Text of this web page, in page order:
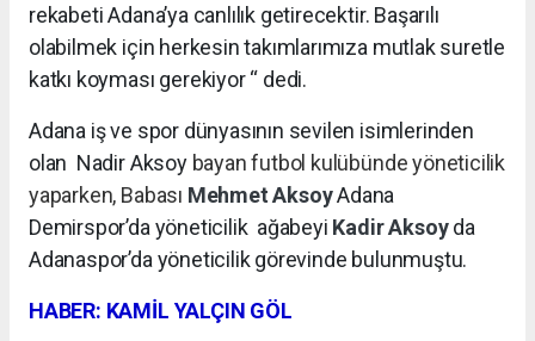
rekabeti Adana’ya canlılık getirecektir. Başarılı
olabilmek için herkesin takımlarımıza mutlak suretle
katkı koyması gerekiyor “ dedi.
Adana iş ve spor dünyasının sevilen isimlerinden
olan Nadir Aksoy bayan futbol kulübünde yöneticilik
yaparken, Babası Mehmet AksoyAdana
Demirspor’da yöneticilik ağabeyi Kadir Aksoyda
Adanaspor’da yöneticilik görevinde bulunmuştu.
HABER: KAMİL YALÇIN GÖL